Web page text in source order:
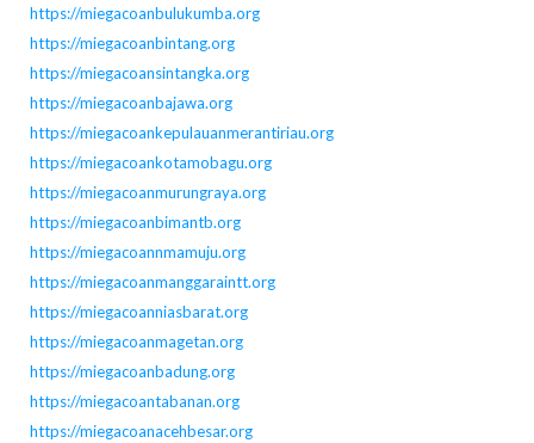
https://miegacoanbulukumba.org
https://miegacoanbintang.org
https://miegacoansintangka.org
https://miegacoanbajawa.org
https://miegacoankepulauanmerantiriau.org
https://miegacoankotamobagu.org
https://miegacoanmurungraya.org
https://miegacoanbimantb.org
https://miegacoannmamuju.org
https://miegacoanmanggaraintt.org
https://miegacoanniasbarat.org
https://miegacoanmagetan.org
https://miegacoanbadung.org
https://miegacoantabanan.org
https://miegacoanacehbesar.org